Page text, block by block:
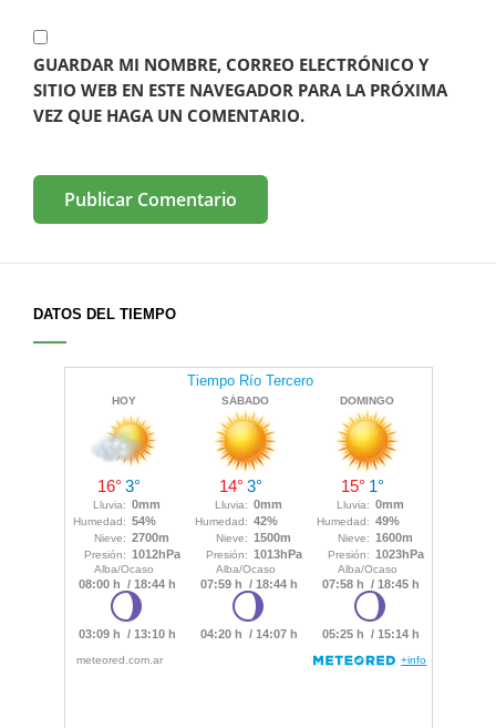
GUARDAR MI NOMBRE, CORREO ELECTRÓNICO Y
SITIO WEB EN ESTE NAVEGADOR PARA LA PRÓXIMA
VEZ QUE HAGA UN COMENTARIO.
DATOS DEL TIEMPO